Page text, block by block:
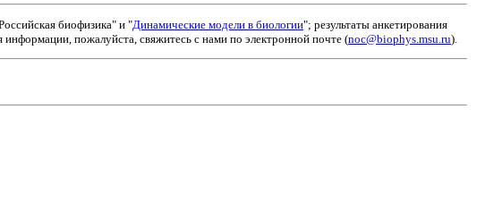
биофизика" и "Динамические модели в биологии"; результаты анкетирования
пожалуйста, свяжитесь с нами по электронной почте (noc@biophys.msu.ru).